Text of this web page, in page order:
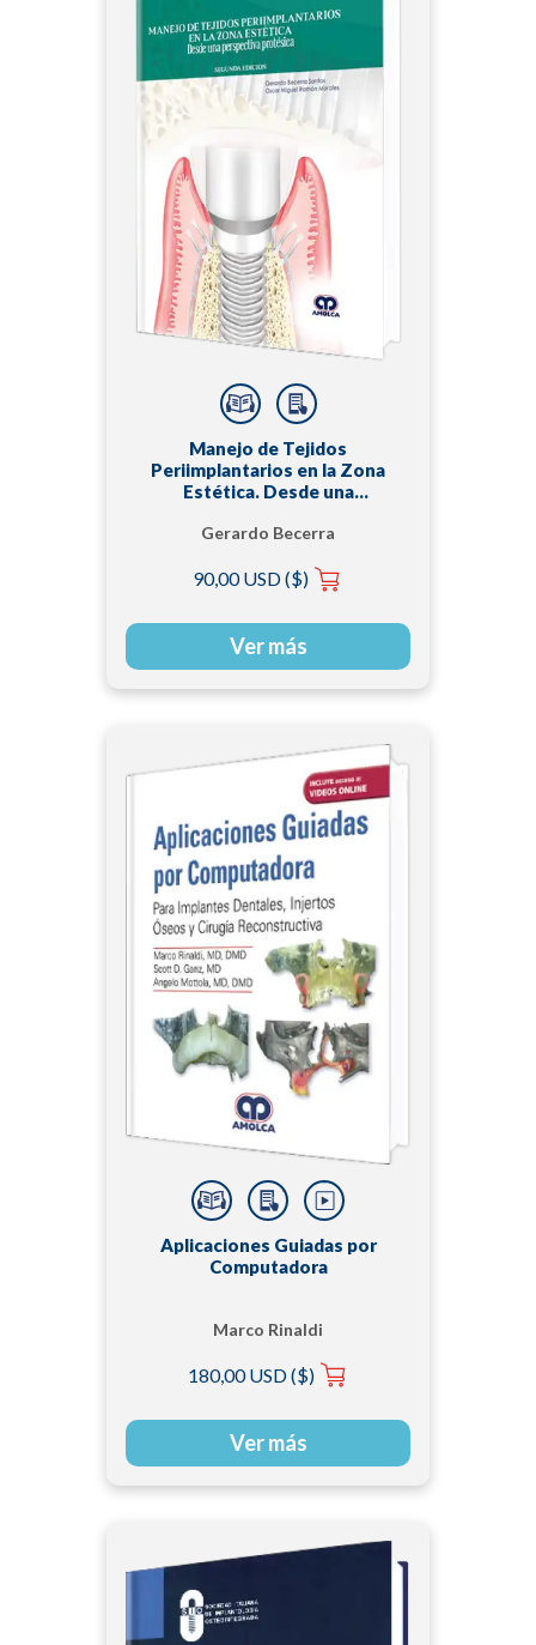
Manejo de Tejidos
Periimplantarios en la Zona
Estética. Desde una
edición
Gerardo Becerra
90,00 USD ($)
Ver más
Aplicaciones Guiadas por
Computadora
Marco Rinaldi
180,00 USD ($)
Ver más